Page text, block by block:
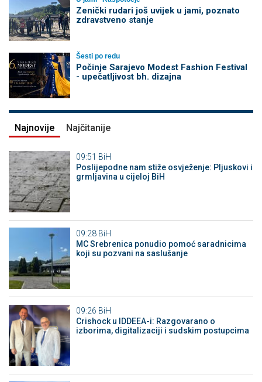
Zenički rudari još uvijek u jami, poznato
zdravstveno stanje
Šesti po redu
Počinje Sarajevo Modest Fashion Festival
- upečatljivost bh. dizajna
Najnovije Najčitanije
09:51 BiH
Poslijepodne nam stiže osvježenje: Pljuskovi i
grmljavina u cijeloj BiH
09:28 BiH
MC Srebrenica ponudio pomoć saradnicima
koji su pozvani na saslušanje
09:26 BiH
Crishock u IDDEEA-i: Razgovarano o
izborima, digitalizaciji i sudskim postupcima